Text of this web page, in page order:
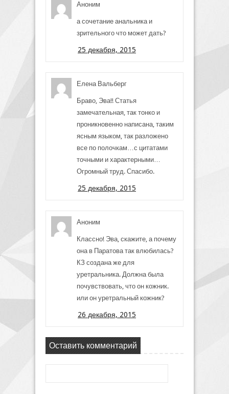
Аноним
а сочетание анальника и
зрительного что может дать?
25 декабря, 2015
Елена Вальберг
Браво, Эва!! Статья
замечательная, так тонко и
проникновенно написана, таким
ясным языком, так разложено
все по полочкам…с цитатами
точными и характерными…
Огромный труд. Спасибо.
25 декабря, 2015
Аноним
Классно! Эва, скажите, а почему
она в Паратова так влюбилась?
КЗ создана же для
уретральника. Должна была
почувствовать, что он кожник.
или он уретральный кожник?
26 декабря, 2015
Оставить комментарий